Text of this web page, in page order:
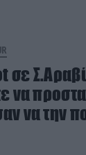
σε
να
να την